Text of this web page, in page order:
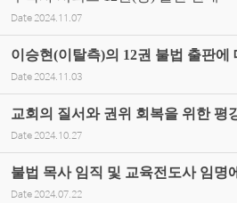
Date 2024.11.07
이승현(이탈측)의 12권 불법 출판에
Date 2024.11.03
교회의 질서와 권위 회복을 위한 평
Date 2024.10.27
불법 목사 임직 및 교육전도사 임명
Date 2024.07.22